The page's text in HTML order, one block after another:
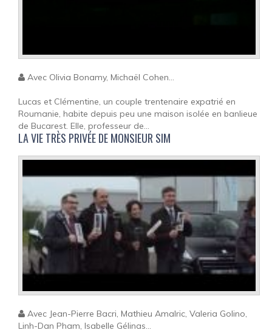
Avec Olivia Bonamy, Michaël Cohen...
Lucas et Clémentine, un couple trentenaire expatrié en
Roumanie, habite depuis peu une maison isolée en banlieue
de Bucarest. Elle, professeur de...
LA VIE TRÈS PRIVÉE DE MONSIEUR SIM
Avec Jean-Pierre Bacri, Mathieu Amalric, Valeria Golino,
Linh-Dan Pham, Isabelle Gélinas...